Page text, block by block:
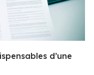
d’une